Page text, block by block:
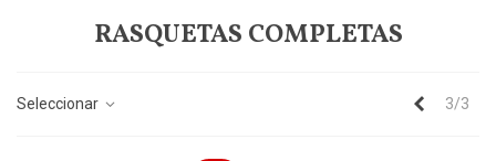
RASQUETAS COMPLETAS
Seleccionar Anterior
3/3